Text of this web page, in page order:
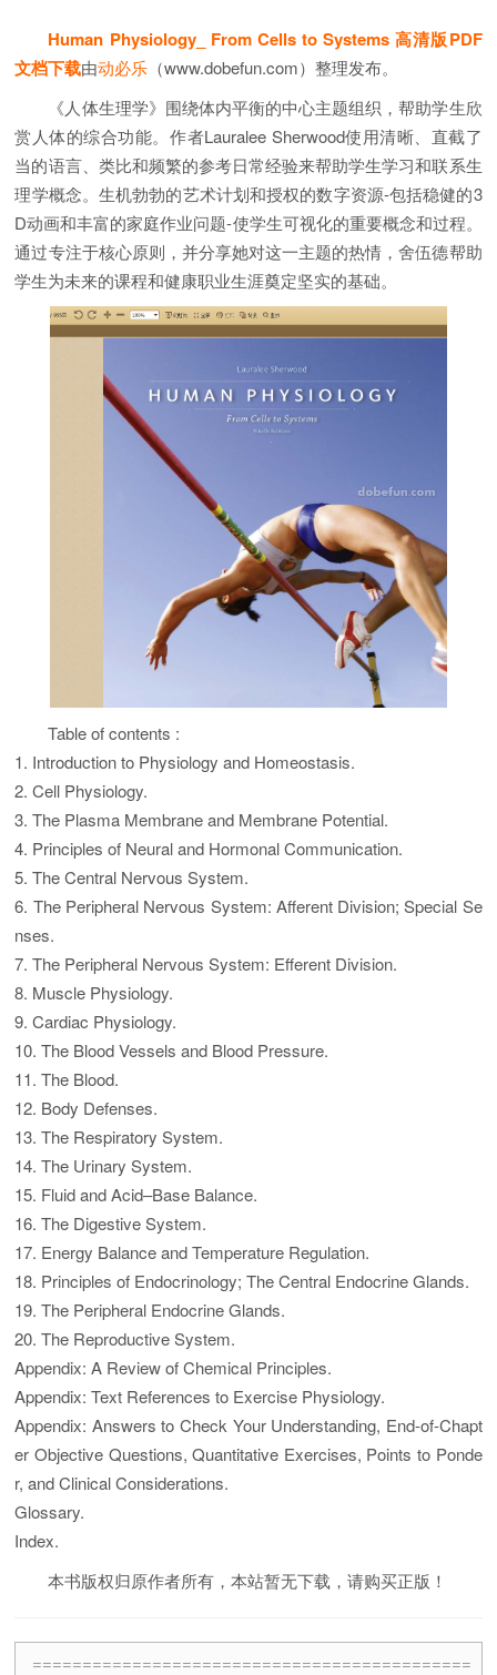
Human Physiology_ From Cells to Systems 高清版PDF
文档下载由动必乐 （www.dobefun.com）整理发布。
《人体生理学》围绕体内平衡的中心主题组织，帮助学生欣
赏人体的综合功能。作者Lauralee Sherwood使用清晰、直截了
当的语言、类比和频繁的参考日常经验来帮助学生学习和联系生
理学概念。生机勃勃的艺术计划和授权的数字资源-包括稳健的3
D动画和丰富的家庭作业问题-使学生可视化的重要概念和过程。
通过专注于核心原则，并分享她对这一主题的热情，舍伍德帮助
学生为未来的课程和健康职业生涯奠定坚实的基础。
Table of contents :
1. Introduction to Physiology and Homeostasis.
2. Cell Physiology.
3. The Plasma Membrane and Membrane Potential.
4. Principles of Neural and Hormonal Communication.
5. The Central Nervous System.
6. The Peripheral Nervous System: Afferent Division; Special Se
nses.
7. The Peripheral Nervous System: Efferent Division.
8. Muscle Physiology.
9. Cardiac Physiology.
10. The Blood Vessels and Blood Pressure.
11. The Blood.
12. Body Defenses.
13. The Respiratory System.
14. The Urinary System.
15. Fluid and Acid–Base Balance.
16. The Digestive System.
17. Energy Balance and Temperature Regulation.
18. Principles of Endocrinology; The Central Endocrine Glands.
19. The Peripheral Endocrine Glands.
20. The Reproductive System.
Appendix: A Review of Chemical Principles.
Appendix: Text References to Exercise Physiology.
Appendix: Answers to Check Your Understanding, End-of-Chapt
er Objective Questions, Quantitative Exercises, Points to Ponde
r, and Clinical Considerations.
Glossary.
Index.
本书版权归原作者所有，本站暂无下载，请购买正版！
============================================